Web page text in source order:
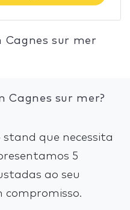
Cagnes sur mer
Cagnes sur mer?
que necessita
5
ao seu
compromisso.